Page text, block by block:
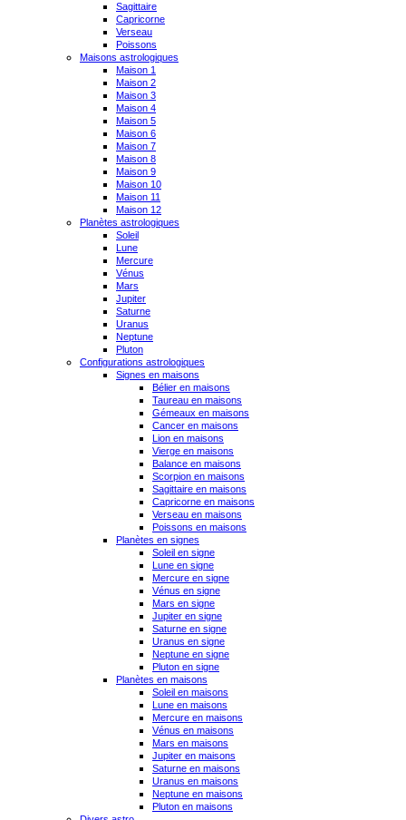
Sagittaire
Capricorne
Verseau
Poissons
Maisons astrologiques
Maison 1
Maison 2
Maison 3
Maison 4
Maison 5
Maison 6
Maison 7
Maison 8
Maison 9
Maison 10
Maison 11
Maison 12
Planètes astrologiques
Soleil
Lune
Mercure
Vénus
Mars
Jupiter
Saturne
Uranus
Neptune
Pluton
Configurations astrologiques
Signes en maisons
Bélier en maisons
Taureau en maisons
Gémeaux en maisons
Cancer en maisons
Lion en maisons
Vierge en maisons
Balance en maisons
Scorpion en maisons
Sagittaire en maisons
Capricorne en maisons
Verseau en maisons
Poissons en maisons
Planètes en signes
Soleil en signe
Lune en signe
Mercure en signe
Vénus en signe
Mars en signe
Jupiter en signe
Saturne en signe
Uranus en signe
Neptune en signe
Pluton en signe
Planètes en maisons
Soleil en maisons
Lune en maisons
Mercure en maisons
Vénus en maisons
Mars en maisons
Jupiter en maisons
Saturne en maisons
Uranus en maisons
Neptune en maisons
Pluton en maisons